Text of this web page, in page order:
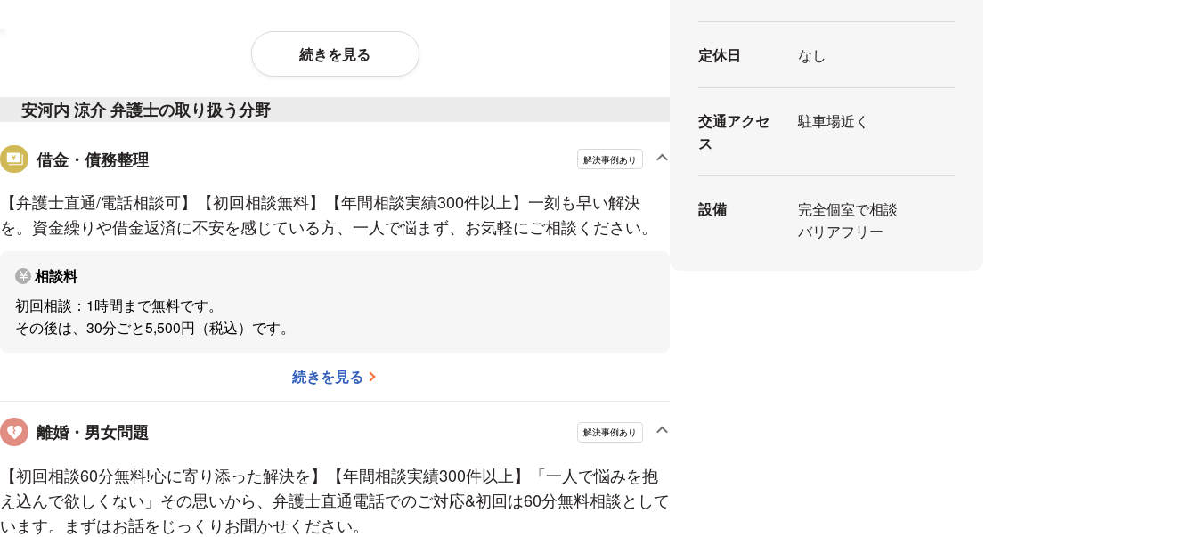
一人で悩みを抱え込んでいても問題は解決しません。
できない部分、解決方法等を一緒に整理し模索することで、お悩みを解決するお手伝いをさ
一人で悩まずに、一緒に問題を解決しませんか。
私自身について
私は、離島の弁護士となった経験があります。弁護士が２名しかいない長崎県対馬市という
その中で、島民の方々が、せっかく私を頼ってご相談へいらしたのに、解決することなく不
安を抱えたまま帰ることないようにしたいと思い、幅広いご相談に対応し、経験を積んでま
いりました。また、島民の方々が気軽に相談できるように、気持ちの寄り添い、気負わずに
そこで得た経験を基軸として、気負わずにしっかりと話ができる弁護士として、皆様のお役
に立ちたいと思っています。
続きを見る
安河内 涼介 弁護士の取り扱う分野
借金・債務整理 解決事例あり
【弁護士直通/電話相談可】【初回相談無料】【年間相談実績300件以上】一刻も早い解決
を。資金繰りや借金返済に不安を感じている方、一人で悩まず、お気軽にご相談ください。
相談料
初回相談：1時間まで無料です。
その後は、30分ごと5,500円（税込）です。
続きを見る
離婚・男女問題 解決事例あり
【初回相談60分無料!心に寄り添った解決を】【年間相談実績300件以上】「一人で悩みを抱
え込んで欲しくない」その思いから、弁護士直通電話でのご対応&初回は60分無料相談として
います。まずはお話をじっくりお聞かせください。
定休日 なし
交通アクセ
ス
駐車場近く
設備
完全個室で相談
バリアフリー